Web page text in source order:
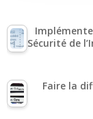
Sécurité de
Faire la